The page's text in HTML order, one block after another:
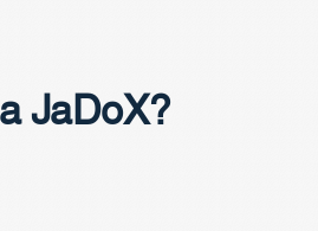
JaDoX?